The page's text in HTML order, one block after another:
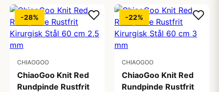
-28%
CHIAOGOO
ChiaoGoo Knit Red
Rundpinde Rustfrit
-22%
CHIAOGOO
ChiaoGoo Knit Red
Rundpinde Rustfrit